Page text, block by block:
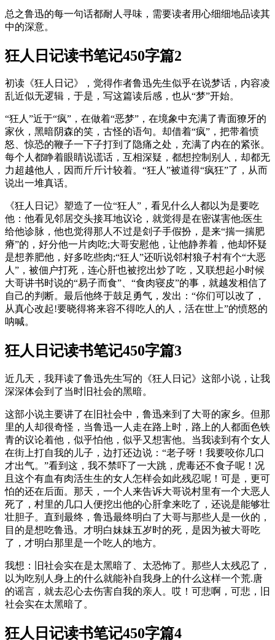
总之鲁迅的每一句话都耐人寻味，需要读者用心细细地品读其
中的深意。
狂人日记读书笔记450字篇2
初读《狂人日记》，觉得作者鲁迅先生似乎在说梦话，内容凌
乱近似无逻辑，于是，写这篇读后感，也从“梦”开始。
“狂人”近于“疯”，在做着“恶梦”，在境象中充满了青面獠牙的
家伙，黑暗阴森的笑，古怪的语句。却借着“疯”，把带着愤
怒、惊恐的鞭子一下子打到了隐痛之处，充满了内在的紧张。
每个人都睁着眼睛说谎话，互相深疑，都想控制别人，却都无
力超越他人，因而斤斤计较着。“狂人”被道得“疯狂”了，从而
说出一堆真话。
《狂人日记》塑造了一位“狂人”，看见什么人都以为是要吃
他：他看见邻居交头接耳地议论，就觉得是在密谋害他;医生
给他诊脉，他也觉得那人不过是刽子手假扮，是来“揣一揣肥
瘠”的，好分他一片肉吃;大哥安慰他，让他静养着，他却怀疑
是想养肥他，好多吃些肉;“狂人”还听说邻村狼子村有个“大恶
人”，被佃户打死，连心肝也被挖出炒了吃，又联想起小时候
大哥讲书时说的“易子而食”、“食肉寝皮”的事，就越发相信了
自己的判断。最后他终于鼓足勇气，发出：“你们可以改了，
从真心改起!要晓得将来容不得吃人的人，活在世上”的愤怒的
呐喊。
狂人日记读书笔记450字篇3
近几天，我拜读了鲁迅先生写的《狂人日记》这部小说，让我
深深体会到了当时旧社会的黑暗。
这部小说主要讲了在旧社会中，鲁迅来到了大哥的家乡。但那
里的人却很奇怪，当鲁迅一人走在路上时，路上的人都面色铁
青的议论着他，似乎怕他，似乎又想害他。当我读到有个女人
在街上打自我的儿子，边打还边说：“老子呀！我要咬你几口
才出气。”看到这，我不禁吓了一大跳，虎毒还不食子呢！况
且这个有血有肉活生生的女人怎样会如此残忍呢！可是，更可
怕的还在后面。那天，一个人来告诉大哥说村里有一个大恶人
死了，村里的几口人便挖出他的心肝拿来吃了，还说是能够壮
壮胆子。直到最终，鲁迅最终明白了大哥与那些人是一伙的，
目的是想吃鲁迅。才明白妹妹五岁时的死，是因为被大哥吃
了，才明白那里是一个吃人的地方。
我想：旧社会实在是太黑暗了、太恐怖了。那些人太残忍了，
以为吃别人身上的什么就能补自我身上的什么这样一个荒.唐
的谣言，就去忍心去伤害自我的亲人。哎！可悲啊，可悲，旧
社会实在太黑暗了。
狂人日记读书笔记450字篇4